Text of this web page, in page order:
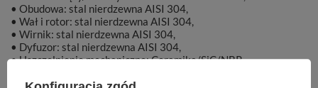
• Obudowa: stal nierdzewna AISI 304,
• Wał i rotor: stal nierdzewna AISI 304,
• Wirnik: stal nierdzewna AISI 304,
• Dyfuzor: stal nierdzewna AISI 304,
• Uszczelnienie mechaniczne: Ceramika/SiC/NBR,